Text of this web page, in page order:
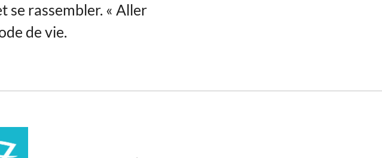
se rassembler. « Aller
de vie.